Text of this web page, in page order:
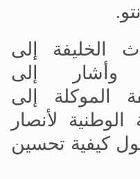
الخليفة إلى
وأشار إلى
الموكلة إلى
الوطنية لأنصار
كيفية تحسين